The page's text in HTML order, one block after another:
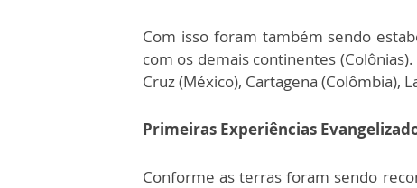
Com isso foram também sendo
com os demais continentes
Cruz (México), Cartagena (Colômbia),
Primeiras Experiências
Conforme as terras foram sendo